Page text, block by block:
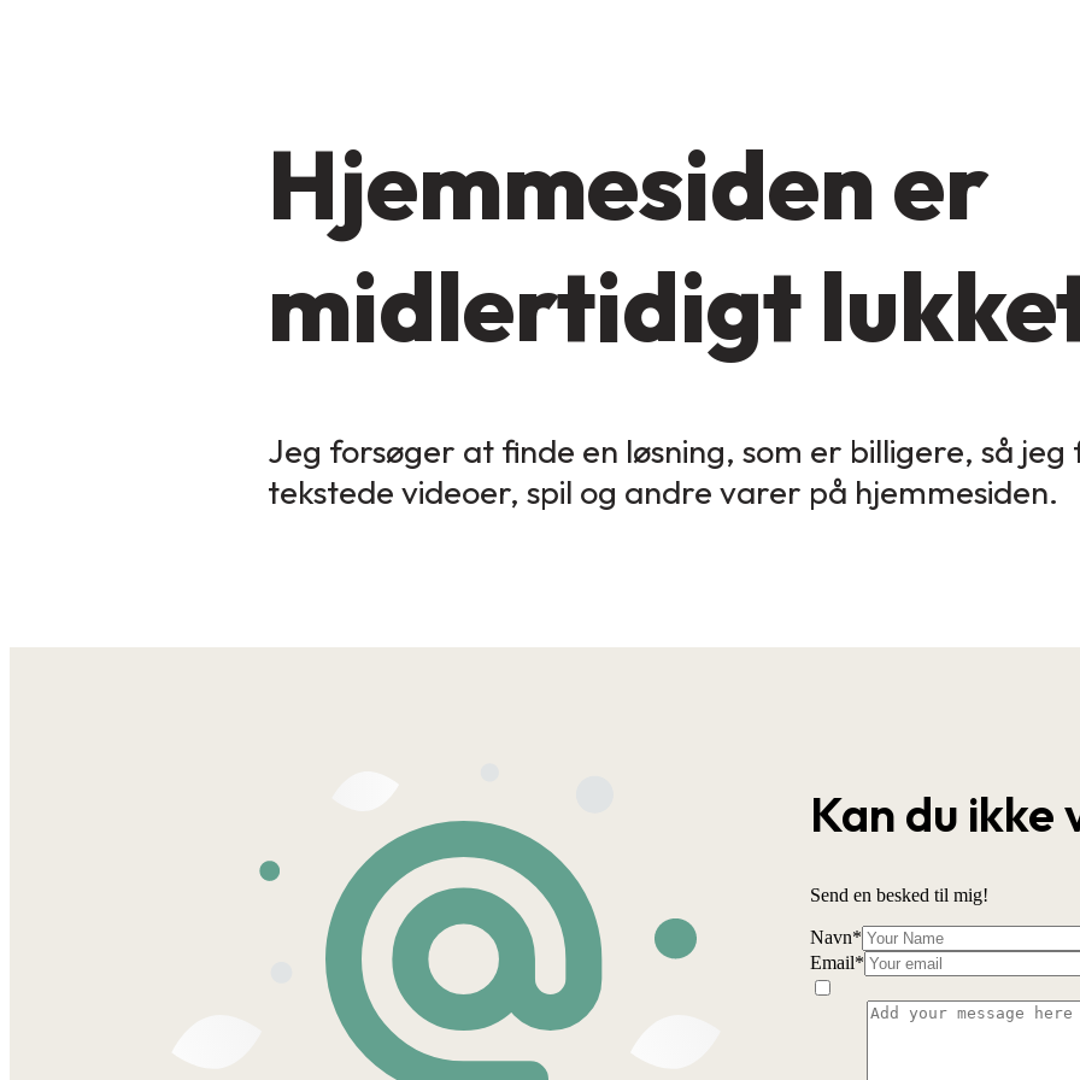
Hjemmesiden er
midlertidigt
Jeg forsøger at finde en løsning, som er billigere, så
tekstede videoer, spil og andre varer på hjemmesiden.
Kan du ikke
Send en besked til mig!
Navn*
Email*